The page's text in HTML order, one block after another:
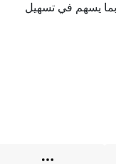
يسهم في تسهيل